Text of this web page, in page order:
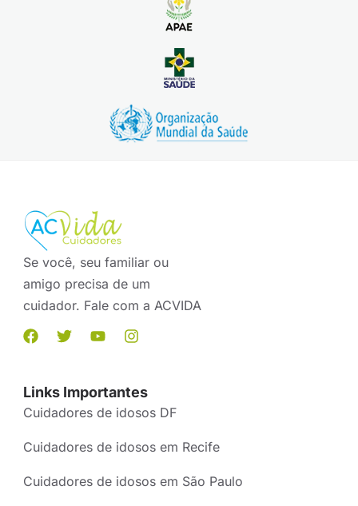
Se você, seu familiar ou
amigo precisa de um
cuidador. Fale com a ACVIDA
Links Importantes
Cuidadores de idosos DF
Cuidadores de idosos em Recife
Cuidadores de idosos em São Paulo